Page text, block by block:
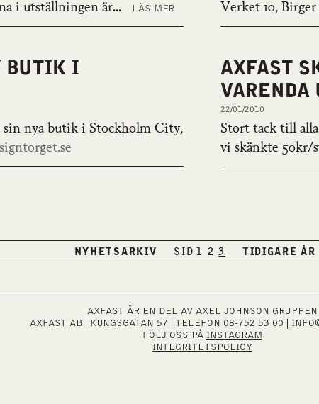
i utställningen är...
LÄS MER
Verket 10,
BUTIK I
sin nya butik i Stockholm City,
AXFAST
VARENDA
22/01/2010
Stort tack till alla
vi skänkte 50kr/
NYHETSARKIV SID 1 2 3 TIDIGARE
AXFAST ÄR EN DEL AV AXEL JOHNSON GRUPPEN
AXFAST AB | KUNGSGATAN 57 | TELEFON 08-752 53 00 |
FÖLJ OSS PÅ INSTAGRAM
INTEGRITETSPOLICY